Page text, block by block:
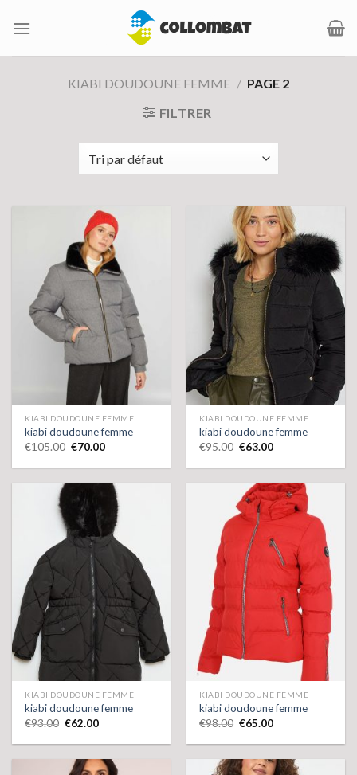
KIABI DOUDOUNE FEMME / PAGE 2
FILTRER
KIABI DOUDOUNE FEMME
kiabi doudoune femme
€105.00 €70.00
KIABI DOUDOUNE FEMME
kiabi doudoune femme
€95.00 €63.00
KIABI DOUDOUNE FEMME
kiabi doudoune femme
€93.00 €62.00
KIABI DOUDOUNE FEMME
kiabi doudoune femme
€98.00 €65.00